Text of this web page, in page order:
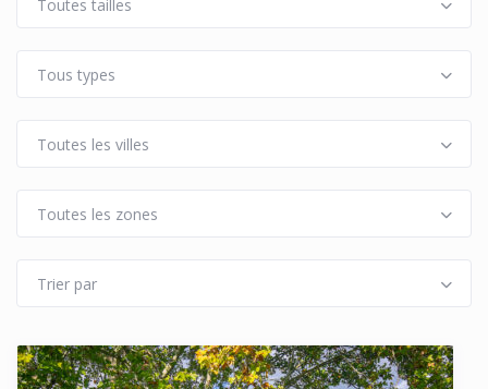
Toutes tailles
Tous types
Toutes les villes
Toutes les zones
Trier par